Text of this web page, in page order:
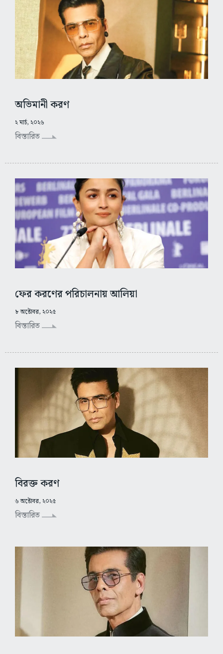
অভিমানী করণ
২ মার্চ, ২০২৬
বিস্তারিত
ফের করণের পরিচালনায় আলিয়া
৮ অক্টোবর, ২০২৫
বিস্তারিত
বিরক্ত করণ
৬ অক্টোবর, ২০২৫
বিস্তারিত